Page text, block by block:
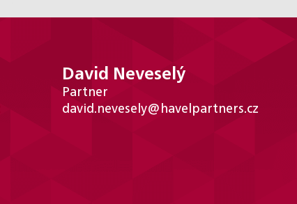
David Neveselý
Partner
david.nevesely@havelpartners.cz